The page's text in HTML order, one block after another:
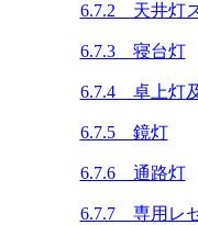
6.7.2 天井灯
6.7.3 寝台灯
6.7.4 卓上灯
6.7.5 鏡灯
6.7.6 通路灯
6.7.7 専用レ